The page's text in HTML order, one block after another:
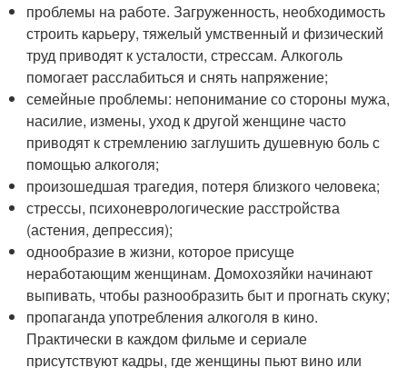
проблемы на работе. Загруженность, необходимость
строить карьеру, тяжелый умственный и физический
труд приводят к усталости, стрессам. Алкоголь
помогает расслабиться и снять напряжение;
семейные проблемы: непонимание со стороны мужа,
насилие, измены, уход к другой женщине часто
приводят к стремлению заглушить душевную боль с
помощью алкоголя;
произошедшая трагедия, потеря близкого человека;
стрессы, психоневрологические расстройства
(астения, депрессия);
однообразие в жизни, которое присуще
неработающим женщинам. Домохозяйки начинают
выпивать, чтобы разнообразить быт и прогнать скуку;
пропаганда употребления алкоголя в кино.
Практически в каждом фильме и сериале
присутствуют кадры, где женщины пьют вино или